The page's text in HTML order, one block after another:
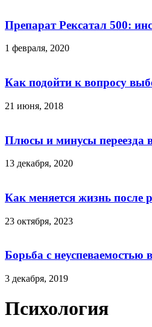
Препарат Рексатал 500:
1 февраля, 2020
Как подойти к вопросу
21 июня, 2018
Плюсы и минусы переезда
13 декабря, 2020
Как меняется жизнь после
23 октября, 2023
Борьба с
3 декабря, 2019
Психология